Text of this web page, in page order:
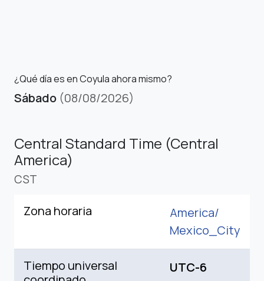
¿Qué día es en Coyula ahora mismo?
Sábado (08/08/2026)
Central Standard Time (Central
America)
CST
Zona horaria
America/
Mexico_City
Tiempo universal
UTC-6